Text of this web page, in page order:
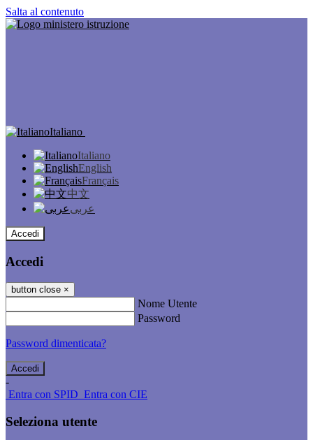
Salta al contenuto
Italiano
Italiano
English
Français
中文
عربى
Accedi
Accedi
button close ×
Nome Utente
Password
Password dimenticata?
-
Entra con SPID Entra con CIE
Seleziona utente